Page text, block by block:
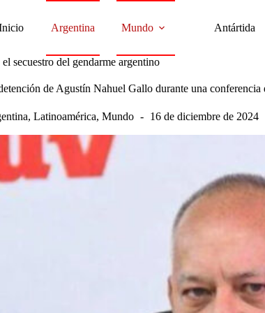
Argentina Mundo Antártida
secuestro del gendarme argentino
de Agustín Nahuel Gallo durante una conferencia
, Latinoamérica, Mundo 16 de diciembre de 2024